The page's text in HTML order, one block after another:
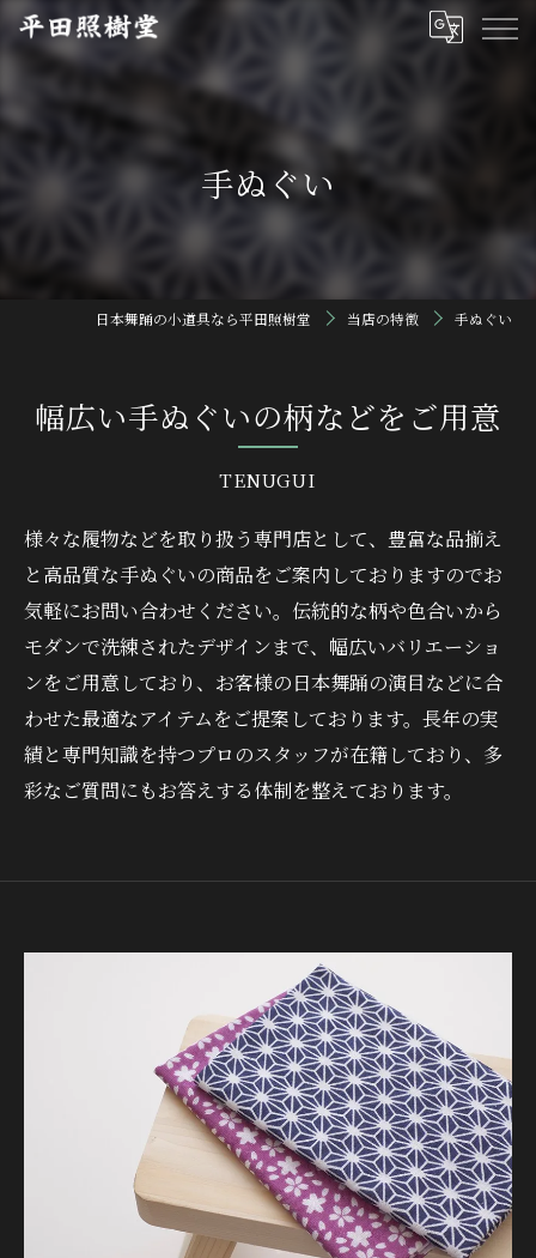
手ぬぐい
日本舞踊の小道具なら平田照樹堂 当店の特徴 手ぬぐい
幅広い手ぬぐいの柄などをご用意
TENUGUI
様々な履物などを取り扱う専門店として、豊富な品揃え
と高品質な手ぬぐいの商品をご案内しておりますのでお
気軽にお問い合わせください。伝統的な柄や色合いから
モダンで洗練されたデザインまで、幅広いバリエーショ
ンをご用意しており、お客様の日本舞踊の演目などに合
わせた最適なアイテムをご提案しております。長年の実
績と専門知識を持つプロのスタッフが在籍しており、多
彩なご質問にもお答えする体制を整えております。